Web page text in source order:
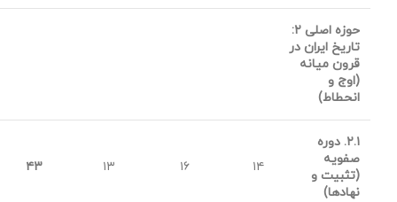
حوزه اصلی ۲:
تاریخ ایران در
قرون میانه
(اوج و
انحطاط)
۲.۱. دوره
صفویه
(تثبیت و
نهادها)
۱۴ ۱۶ ۱۳ ۴۳